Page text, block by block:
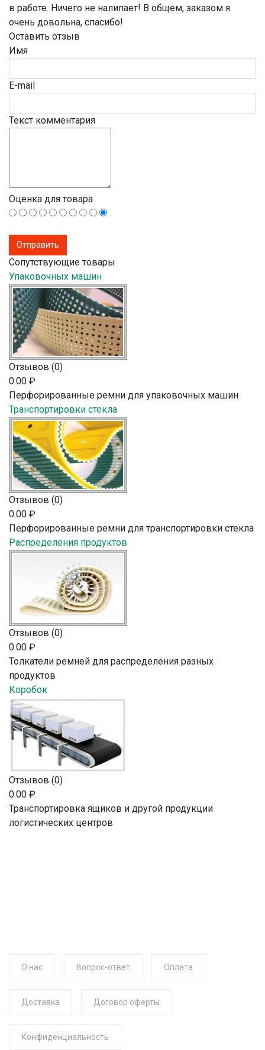
в работе. Ничего не налипает! В общем, заказом я
очень довольна, спасибо!
Оставить отзыв
Имя
E-mail
Текст комментария
Оценка для товара
Сопутствующие товары
Упаковочных машин
Отзывов (0)
0.00 ₽
Перфорированные ремни для упаковочных машин
Транспортировки стекла
Отзывов (0)
0.00 ₽
Перфорированные ремни для транспортировки стекла
Распределения продуктов
Отзывов (0)
0.00 ₽
Толкатели ремней для распределения разных
продуктов
Коробок
Отзывов (0)
0.00 ₽
Транспортировка ящиков и другой продукции
логистических центров
О нас Вопрос-ответ Оплата
Доставка Договор оферты
Конфиденциальность